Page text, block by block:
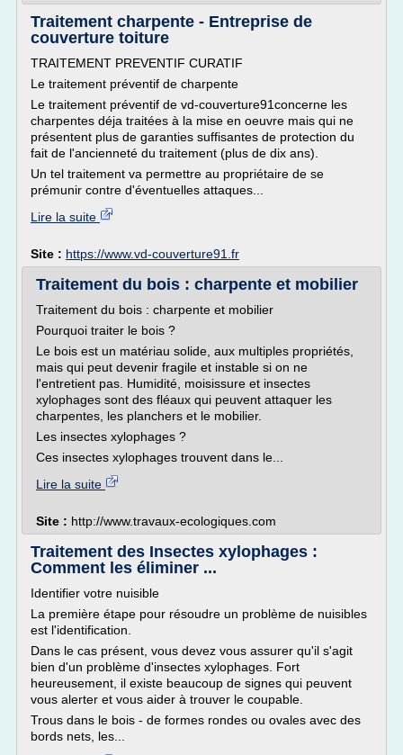
Traitement charpente - Entreprise de
couverture toiture
TRAITEMENT PREVENTIF CURATIF
Le traitement préventif de charpente
Le traitement préventif de vd-couverture91concerne les
charpentes déja traitées à la mise en oeuvre mais qui ne
présentent plus de garanties suffisantes de protection du
fait de l'ancienneté du traitement (plus de dix ans).
Un tel traitement va permettre au propriétaire de se
prémunir contre d'éventuelles attaques...
Lire la suite
Site : https://www.vd-couverture91.fr
Traitement du bois : charpente et mobilier
Traitement du bois : charpente et mobilier
Pourquoi traiter le bois ?
Le bois est un matériau solide, aux multiples propriétés,
mais qui peut devenir fragile et instable si on ne
l'entretient pas. Humidité, moisissure et insectes
xylophages sont des fléaux qui peuvent attaquer les
charpentes, les planchers et le mobilier.
Les insectes xylophages ?
Ces insectes xylophages trouvent dans le...
Lire la suite
Site : http://www.travaux-ecologiques.com
Traitement des Insectes xylophages :
Comment les éliminer ...
Identifier votre nuisible
La première étape pour résoudre un problème de nuisibles
est l'identification.
Dans le cas présent, vous devez vous assurer qu'il s'agit
bien d'un problème d'insectes xylophages. Fort
heureusement, il existe beaucoup de signes qui peuvent
vous alerter et vous aider à trouver le coupable.
Trous dans le bois - de formes rondes ou ovales avec des
bords nets, les...